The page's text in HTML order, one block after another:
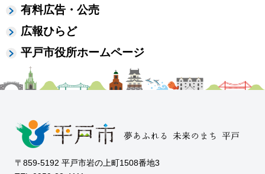
有料広告・公売
広報ひらど
平戸市役所ホームページ
〒859-5192 平戸市岩の上町1508番地3